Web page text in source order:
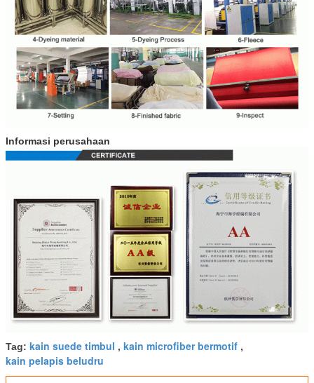
Informasi perusahaan
Tag: kain suede timbul , kain microfiber bermotif ,
kain pelapis beludru